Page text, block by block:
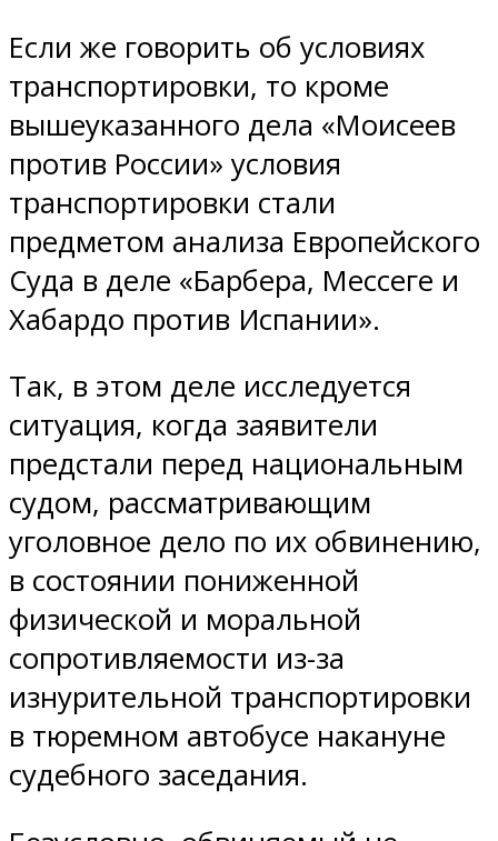
Если же говорить об условиях
транспортировки, то кроме
вышеуказанного дела «Моисеев
против России» условия
транспортировки стали
предметом анализа Европейского
Суда в деле «Барбера, Мессеге и
Хабардо против Испании».
Так, в этом деле исследуется
ситуация, когда заявители
предстали перед национальным
судом, рассматривающим
уголовное дело по их обвинению,
в состоянии пониженной
физической и моральной
сопротивляемости из-за
изнурительной транспортировки
в тюремном автобусе накануне
судебного заседания.